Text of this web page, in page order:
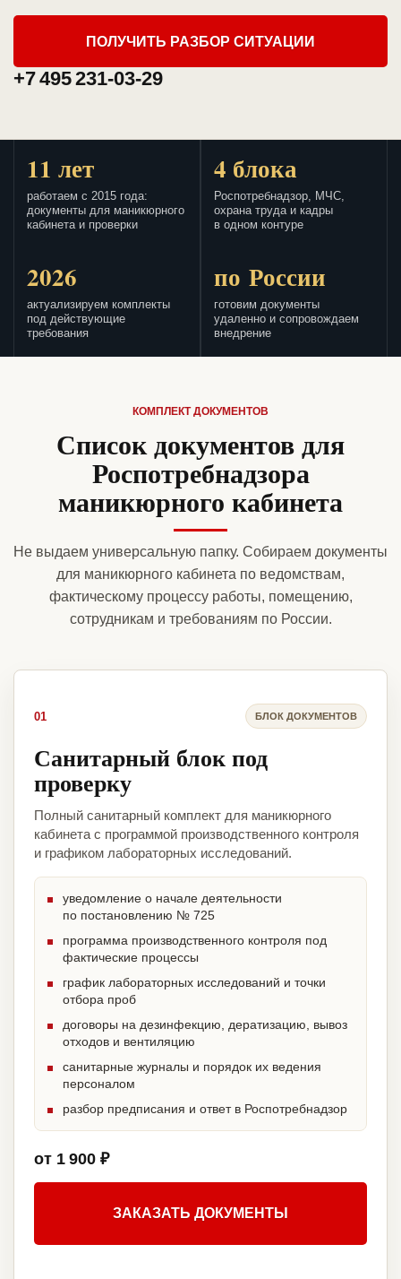
ПОЛУЧИТЬ РАЗБОР СИТУАЦИИ
+7 495 231-03-29
11 лет
работаем с 2015 года:
документы для маникюрного
кабинета и проверки
4 блока
Роспотребнадзор, МЧС,
охрана труда и кадры
в одном контуре
2026
актуализируем комплекты
под действующие
требования
по России
готовим документы
удаленно и сопровождаем
внедрение
КОМПЛЕКТ ДОКУМЕНТОВ
Список документов для
Роспотребнадзора
маникюрного кабинета
Не выдаем универсальную папку. Собираем документы
для маникюрного кабинета по ведомствам,
фактическому процессу работы, помещению,
сотрудникам и требованиям по России.
01 БЛОК ДОКУМЕНТОВ
Санитарный блок под
проверку
Полный санитарный комплект для маникюрного
кабинета с программой производственного контроля
и графиком лабораторных исследований.
уведомление о начале деятельности
по постановлению № 725
программа производственного контроля под
фактические процессы
график лабораторных исследований и точки
отбора проб
договоры на дезинфекцию, дератизацию, вывоз
отходов и вентиляцию
санитарные журналы и порядок их ведения
персоналом
разбор предписания и ответ в Роспотребнадзор
от 1 900 ₽
ЗАКАЗАТЬ ДОКУМЕНТЫ